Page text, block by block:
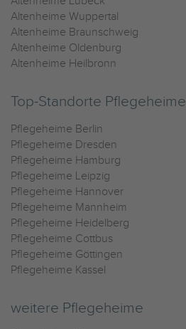
Altenheime Wuppertal
Altenheime Braunschweig
Altenheime Oldenburg
Altenheime Heilbronn
Top-Standorte Pflegeheime
Pflegeheime Berlin
Pflegeheime Dresden
Pflegeheime Hamburg
Pflegeheime Leipzig
Pflegeheime Hannover
Pflegeheime Mannheim
Pflegeheime Heidelberg
Pflegeheime Cottbus
Pflegeheime Göttingen
Pflegeheime Kassel
weitere Pflegeheime